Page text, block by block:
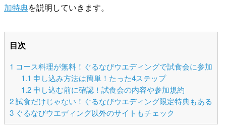
加特典を説明していきます。
目次
1 コース料理が無料！ぐるなびウエディングで試食会に参加
1.1 申し込み方法は簡単！たった4ステップ
1.2申し込む前に確認！試食会の内容や参加規約
2試食だけじゃない！ぐるなびウエディング限定特典もある
3 ぐるなびウエディング以外のサイトもチェック